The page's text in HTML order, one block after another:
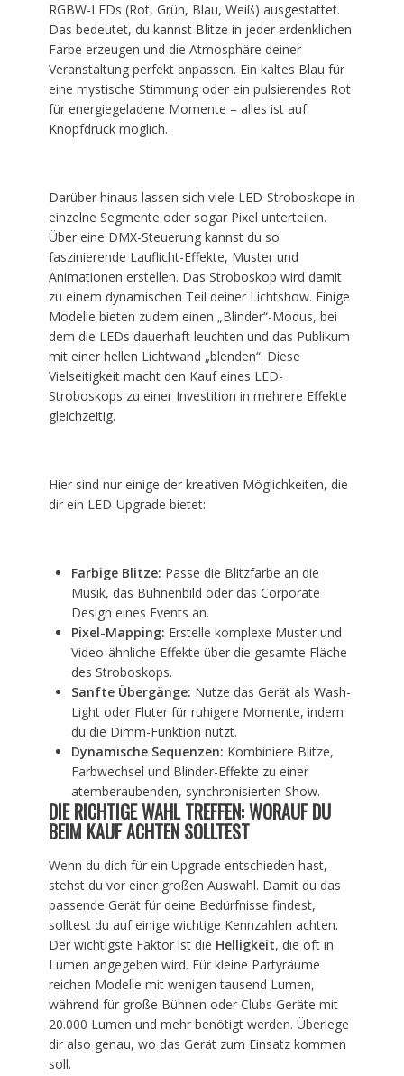
RGBW-LEDs (Rot, Grün, Blau, Weiß) ausgestattet.
Das bedeutet, du kannst Blitze in jeder erdenklichen
Farbe erzeugen und die Atmosphäre deiner
Veranstaltung perfekt anpassen. Ein kaltes Blau für
eine mystische Stimmung oder ein pulsierendes Rot
für energiegeladene Momente – alles ist auf
Knopfdruck möglich.
Darüber hinaus lassen sich viele LED-Stroboskope in
einzelne Segmente oder sogar Pixel unterteilen.
Über eine DMX-Steuerung kannst du so
faszinierende Lauflicht-Effekte, Muster und
Animationen erstellen. Das Stroboskop wird damit
zu einem dynamischen Teil deiner Lichtshow. Einige
Modelle bieten zudem einen „Blinder“-Modus, bei
dem die LEDs dauerhaft leuchten und das Publikum
mit einer hellen Lichtwand „blenden“. Diese
Vielseitigkeit macht den Kauf eines LED-
Stroboskops zu einer Investition in mehrere Effekte
gleichzeitig.
Hier sind nur einige der kreativen Möglichkeiten, die
dir ein LED-Upgrade bietet:
Farbige Blitze: Passe die Blitzfarbe an die
Musik, das Bühnenbild oder das Corporate
Design eines Events an.
Pixel-Mapping: Erstelle komplexe Muster und
Video-ähnliche Effekte über die gesamte Fläche
des Stroboskops.
Sanfte Übergänge: Nutze das Gerät als Wash-
Light oder Fluter für ruhigere Momente, indem
du die Dimm-Funktion nutzt.
Dynamische Sequenzen: Kombiniere Blitze,
Farbwechsel und Blinder-Effekte zu einer
atemberaubenden, synchronisierten Show.
DIE RICHTIGE WAHL TREFFEN: WORAUF DU
BEIM KAUF ACHTEN SOLLTEST
Wenn du dich für ein Upgrade entschieden hast,
stehst du vor einer großen Auswahl. Damit du das
passende Gerät für deine Bedürfnisse findest,
solltest du auf einige wichtige Kennzahlen achten.
Der wichtigste Faktor ist die Helligkeit, die oft in
Lumen angegeben wird. Für kleine Partyräume
reichen Modelle mit wenigen tausend Lumen,
während für große Bühnen oder Clubs Geräte mit
20.000 Lumen und mehr benötigt werden. Überlege
dir also genau, wo das Gerät zum Einsatz kommen
soll.